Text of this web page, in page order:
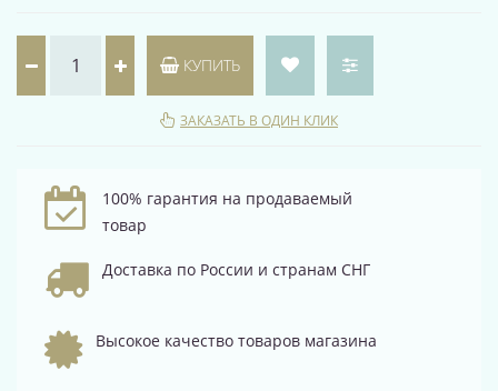
КУПИТЬ
ЗАКАЗАТЬ В ОДИН КЛИК
100% гарантия на продаваемый
товар
Доставка по России и странам СНГ
Высокое качество товаров магазина